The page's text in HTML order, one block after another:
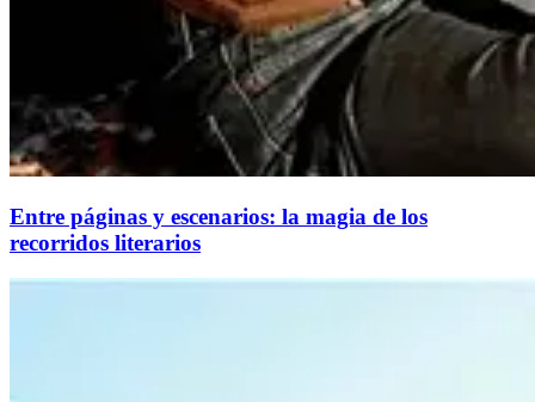
Entre páginas y escenarios: la magia de los
recorridos literarios